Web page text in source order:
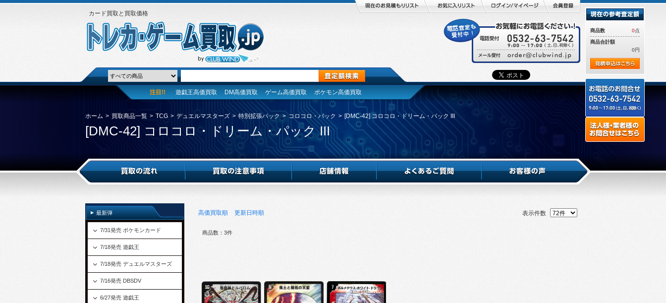
カード買取と買取価格
注目!! 遊戯王高価買取 DM高価買取 ゲーム高価買取 ポケモン高価買取
ホーム > 買取商品一覧 > TCG > デュエルマスターズ > 特別拡張パック > コロコロ・パック > [DMC-42] コロコロ・ドリーム・パック III
[DMC-42] コロコロ・ドリーム・パック III
高価買取順 更新日時順 表示件数
商品数：3件
商品数 0点
商品合計額
0円
最新弾
7/31発売 ポケモンカード
7/18発売 遊戯王
7/18発売 デュエルマスターズ
7/16発売 DBSDV
6/27発売 遊戯王